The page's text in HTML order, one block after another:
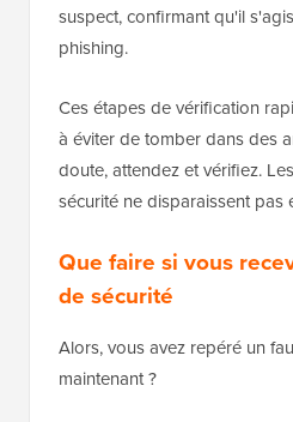
suspect, confirmant qu'il
phishing.
Ces étapes de vérification
à éviter de tomber dans des
doute, attendez et vérifiez.
sécurité ne disparaissent pas
Que faire si vous
de sécurité
Alors, vous avez repéré un
maintenant ?